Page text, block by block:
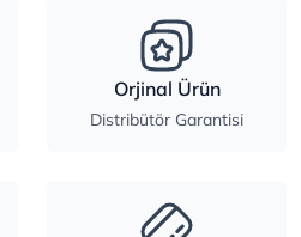
Orjinal Ürün
Distribütör Garantisi